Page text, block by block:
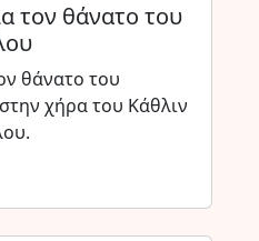
τον θάνατο του
θάνατο του
χήρα του Κάθλιν